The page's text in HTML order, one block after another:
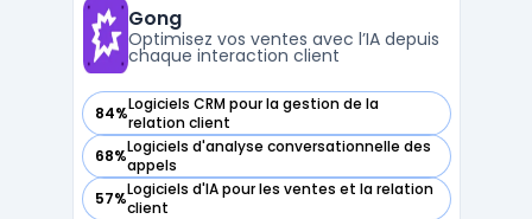
d’informations entre différents outils.
Copper permet la cen ...
Gong
Optimisez vos ventes avec l’IA depuis
chaque interaction client
84%Logiciels CRM pour la gestion de la
relation client
— voir Gong dans cette catégorie
68%Logiciels d'analyse conversationnelle des
appels
— voir Gong dans cette catégorie
57%Logiciels d'IA pour les ventes et la relation
client
— voir Gong dans cette catégorie